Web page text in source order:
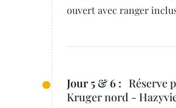
ouvert avec ranger
Jour 5 & 6 : Réserve
Kruger nord -